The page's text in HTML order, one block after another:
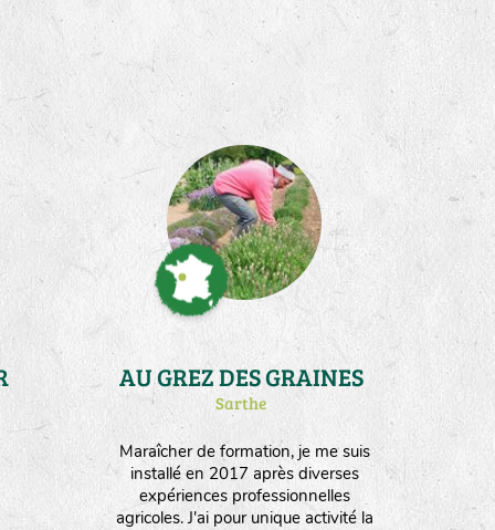
Maraîcher de formation, je me suis
installé en 2017 après diverses
expériences professionnelles
agricoles. J'ai pour unique activité la
AU GREZ DES GRAINES
Sarthe